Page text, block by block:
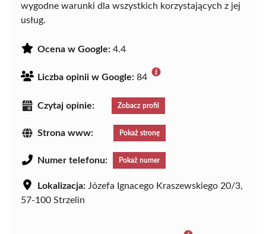
wygodne warunki dla wszystkich korzystających z jej
usług.
Ocena w Google: 4.4
Liczba opinii w Google: 84
Czytaj opinie: Zobacz profil
Strona www: Pokaż stronę
Numer telefonu: Pokaż numer
Lokalizacja: Józefa Ignacego Kraszewskiego 20/3,
57-100 Strzelin